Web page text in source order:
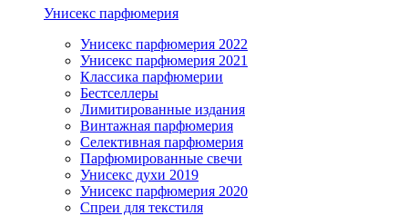
Унисекс парфюмерия
Унисекс парфюмерия 2022
Унисекс парфюмерия 2021
Классика парфюмерии
Бестселлеры
Лимитированные издания
Винтажная парфюмерия
Селективная парфюмерия
Парфюмированные свечи
Унисекс духи 2019
Унисекс парфюмерия 2020
Спреи для текстиля